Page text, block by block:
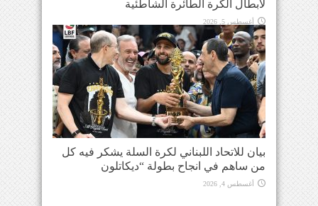
لأبطال الكرة الطائرة الشاطئية
أغسطس 5, 2026
بيان للاتحاد اللبناني لكرة السلة يشكر فيه كل
من ساهم في انجاح بطولة “ديكاتلون
أغسطس 4, 2026